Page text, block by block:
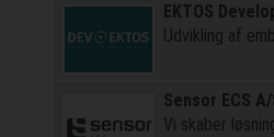
EKTOS
Udvikling af
Sensor ECS A/
Vi skaber